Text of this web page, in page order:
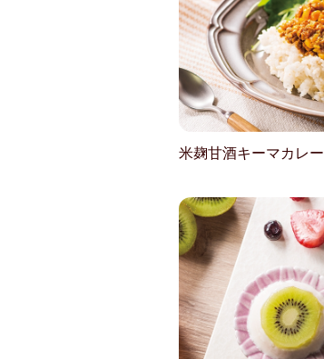
米麹甘酒キーマカレー